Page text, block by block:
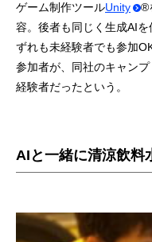
ゲーム制作ツールUnity
®
容。後者も同じく生成AI
ずれも未経験者でも参加
参加者が、同社のキャン
経験者だったという。
AIと一緒に清涼飲料